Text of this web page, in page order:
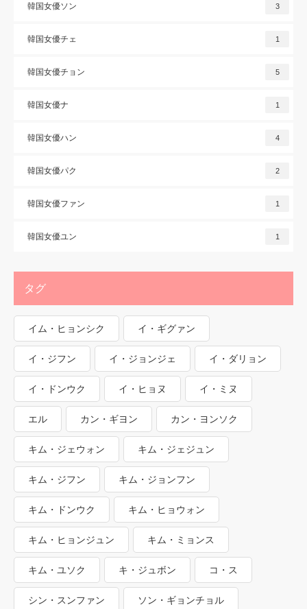
韓国女優ソン 3
韓国女優チェ 1
韓国女優チョン 5
韓国女優ナ 1
韓国女優ハン 4
韓国女優パク 2
韓国女優ファン 1
韓国女優ユン 1
タグ
イム・ヒョンシク イ・ギグァン
イ・ジフン イ・ジョンジェ イ・ダリョン
イ・ドンウク イ・ヒョヌ イ・ミヌ
エル カン・ギヨン カン・ヨンソク
キム・ジェウォン キム・ジェジュン
キム・ジフン キム・ジョンフン
キム・ドンウク キム・ヒョウォン
キム・ヒョンジュン キム・ミョンス
キム・ユソク キ・ジュボン コ・ス
シン・スンファン ソン・ギョンチョル